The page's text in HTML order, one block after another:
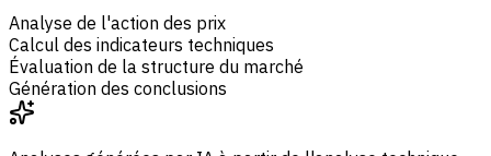
Analyse de l'action des prix
Calcul des indicateurs techniques
Évaluation de la structure du marché
Génération des conclusions